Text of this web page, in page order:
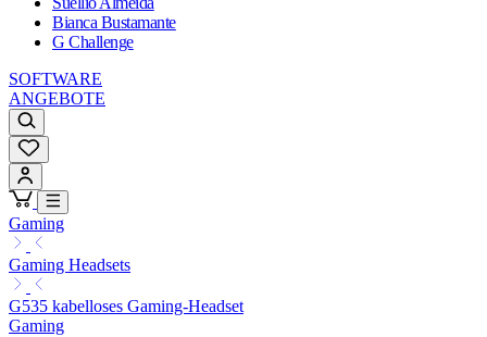
Bianca Bustamante
G Challenge
SOFTWARE
ANGEBOTE
Gaming
Gaming Headsets
G535 kabelloses Gaming-Headset
Gaming